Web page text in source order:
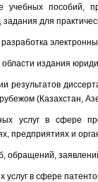
учебных пособий,
для
области издания
результатов
(Казахстан,
услуг в сфере
предприятиях и
обращений,
услуг в сфере